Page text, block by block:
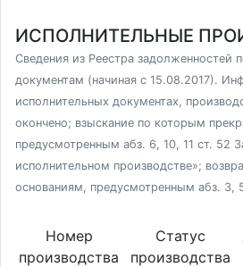
ИСПОЛНИТЕЛЬНЫЕ
Сведения из Реестра задолженностей
документам (начиная с 15.08.2017).
исполнительных документах,
окончено; взыскание по которым
предусмотренным абз. 6, 10, 11 ст. 52
исполнительном производстве»;
основаниям, предусмотренным абз. 3,
Номер
производства
Статус
производства